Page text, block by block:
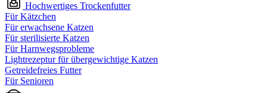
Hochwertiges Trockenfutter
Für Kätzchen
Für erwachsene Katzen
Für sterilisierte Katzen
Für Harnwegsprobleme
Lightrezeptur für übergewichtige Katzen
Getreidefreies Futter
Für Senioren